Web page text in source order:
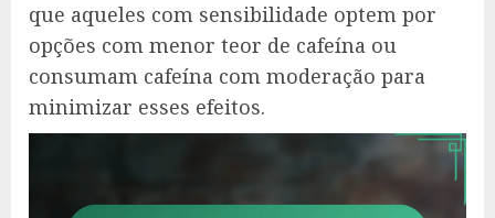
que aqueles com sensibilidade optem por
opções com menor teor de cafeína ou
consumam cafeína com moderação para
minimizar esses efeitos.